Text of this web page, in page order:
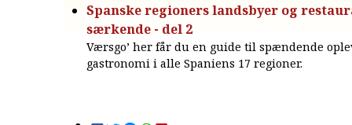
Spanske regioners landsbyer og
særkende - del 2
Værsgo’ her får du en guide til spændende
gastronomi i alle Spaniens 17 regioner.